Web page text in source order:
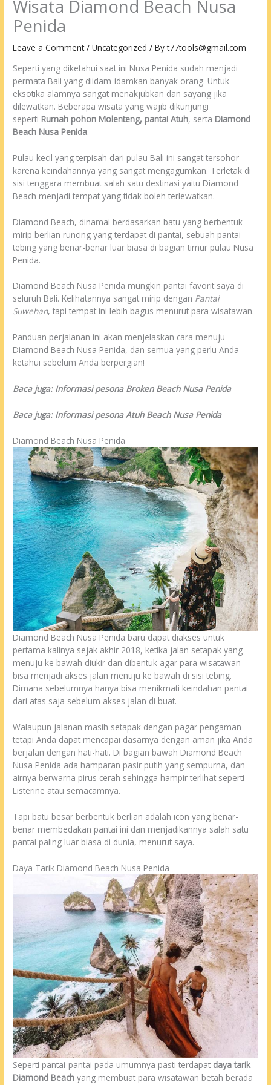
Wisata Diamond Beach Nusa
Penida
Leave a Comment /Uncategorized / Byt77tools@gmail.com
Seperti yang diketahui saat ini Nusa Penida sudah menjadi
permata Bali yang diidam-idamkan banyak orang. Untuk
eksotika alamnya sangat menakjubkan dan sayang jika
dilewatkan. Beberapa wisata yang wajib dikunjungi
seperti Rumah pohon Molenteng, pantai Atuh, serta Diamond
Beach Nusa Penida.
Pulau kecil yang terpisah dari pulau Bali ini sangat tersohor
karena keindahannya yang sangat mengagumkan. Terletak di
sisi tenggara membuat salah satu destinasi yaitu Diamond
Beach menjadi tempat yang tidak boleh terlewatkan.
Diamond Beach, dinamai berdasarkan batu yang berbentuk
mirip berlian runcing yang terdapat di pantai, sebuah pantai
tebing yang benar-benar luar biasa di bagian timur pulau Nusa
Penida.
Diamond Beach Nusa Penida mungkin pantai favorit saya di
seluruh Bali. Kelihatannya sangat mirip dengan Pantai
Suwehan, tapi tempat ini lebih bagus menurut para wisatawan.
Panduan perjalanan ini akan menjelaskan cara menuju
Diamond Beach Nusa Penida, dan semua yang perlu Anda
ketahui sebelum Anda berpergian!
Baca juga: Informasi pesona Broken Beach Nusa Penida
Baca juga: Informasi pesona Atuh Beach Nusa Penida
Diamond Beach Nusa Penida
Diamond Beach Nusa Penida baru dapat diakses untuk
pertama kalinya sejak akhir 2018, ketika jalan setapak yang
menuju ke bawah diukir dan dibentuk agar para wisatawan
bisa menjadi akses jalan menuju ke bawah di sisi tebing.
Dimana sebelumnya hanya bisa menikmati keindahan pantai
dari atas saja sebelum akses jalan di buat.
Walaupun jalanan masih setapak dengan pagar pengaman
tetapi Anda dapat mencapai dasarnya dengan aman jika Anda
berjalan dengan hati-hati. Di bagian bawah Diamond Beach
Nusa Penida ada hamparan pasir putih yang sempurna, dan
airnya berwarna pirus cerah sehingga hampir terlihat seperti
Listerine atau semacamnya.
Tapi batu besar berbentuk berlian adalah icon yang benar-
benar membedakan pantai ini dan menjadikannya salah satu
pantai paling luar biasa di dunia, menurut saya.
Daya Tarik Diamond Beach Nusa Penida
Seperti pantai-pantai pada umumnya pasti terdapat daya tarik
Diamond Beach yang membuat para wisatawan betah berada